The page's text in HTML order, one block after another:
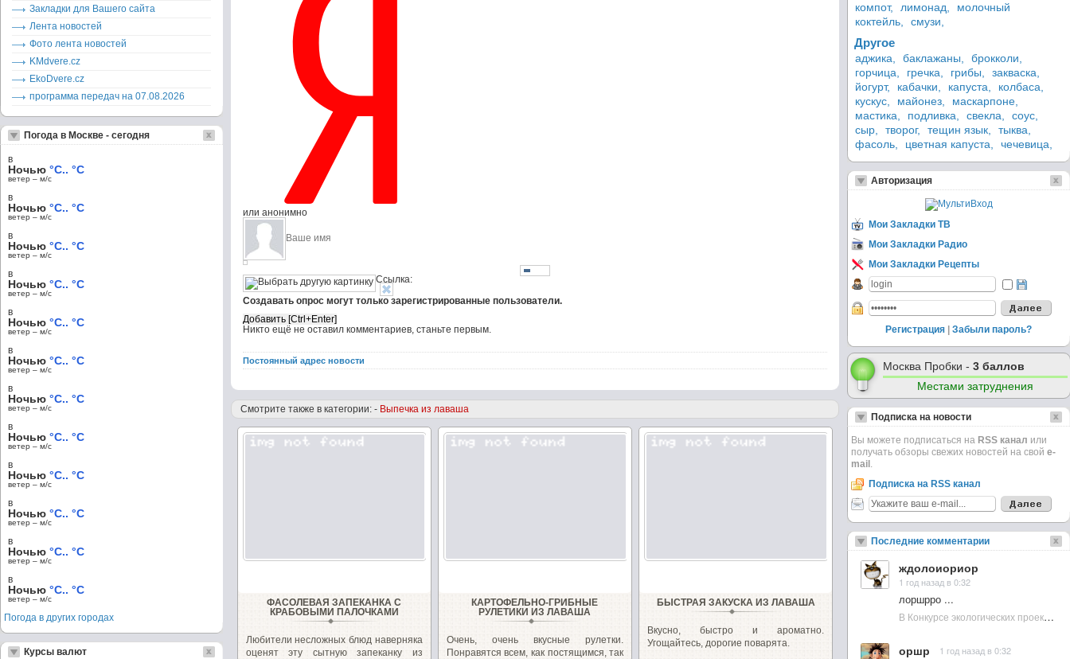
или анонимно
Ссылка:
Создавать опрос могут только зарегистрированные пользователи.
Никто ещё не оставил комментариев, станьте первым.
Постоянный адрес новости
Смотрите также в категории: - Выпечка из лаваша
ФАСОЛЕВАЯ ЗАПЕКАНКА С
КРАБОВЫМИ ПАЛОЧКАМИ
Любители несложных блюд наверняка
оценят эту сытную запеканку из
КАРТОФЕЛЬНО-ГРИБНЫЕ
РУЛЕТИКИ ИЗ ЛАВАША
Очень, очень вкусные рулетки.
Понравятся всем, как постящимся, так
БЫСТРАЯ ЗАКУСКА ИЗ ЛАВАША
Вкусно, быстро и ароматно.
Угощайтесь, дорогие поварята.
Закладки для Вашего сайта
Лента новостей
Фото лента новостей
KMdvere.cz
EkoDvere.cz
программа передач на 07.08.2026
Погода в Москве - сегодня
в
Ночью °C.. °C
ветер – м/c
в
Ночью °C.. °C
ветер – м/c
в
Ночью °C.. °C
ветер – м/c
в
Ночью °C.. °C
ветер – м/c
в
Ночью °C.. °C
ветер – м/c
в
Ночью °C.. °C
ветер – м/c
в
Ночью °C.. °C
ветер – м/c
в
Ночью °C.. °C
ветер – м/c
в
Ночью °C.. °C
ветер – м/c
в
Ночью °C.. °C
ветер – м/c
в
Ночью °C.. °C
ветер – м/c
в
Ночью °C.. °C
ветер – м/c
Погода в других городах
Курсы валют
компот,
лимонад,
молочный
коктейль,
смузи,
Другое
аджика, баклажаны,
брокколи,
горчица,
гречка, грибы,
закваска,
йогурт,
кабачки, капуста,
колбаса,
кускус,
майонез,
маскарпоне,
мастика,
подливка, свекла,
соус,
сыр,
творог, тещин язык,
тыква,
фасоль,
цветная капуста, чечевица,
Авторизация
Мои Закладки ТВ
Мои Закладки Радио
Мои Закладки Рецепты
Регистрация Забыли пароль?
Москва Пробки - 3 баллов
Местами затруднения
Подписка на новости
Вы можете подписаться на RSS канал или
получать обзоры свежих новостей на свой e-
mail .
Подписка на RSS канал
Последние комментарии
ждолоиориор
1 год назад в 0:32
лоршрро ...
В Конкурсе экологических проектов в Подмосковье активно участвовала молодежь :: NewsRbk.ru...
оршр 1 год назад в 0:32